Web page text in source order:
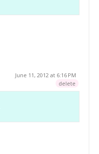
June 11, 2012 at 6:16 PM
delete